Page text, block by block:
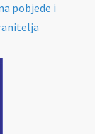
pobjede i